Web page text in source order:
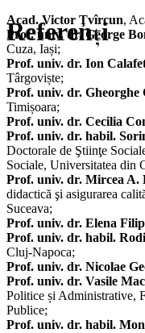
Referenți
Acad. Victor Ţvîrcun,
Prof. univ. dr. George
Cuza, Iași;
Prof. univ. dr. Ion
Târgoviște;
Prof. univ. dr. Gheorghe
Timișoara;
Prof. univ. dr. Cecilia
Prof. univ. dr. habil.
Doctorale de Ştiinţe
Sociale, Universitatea din
Prof. univ. dr. Mircea A.
didactică şi asigurarea
Suceava;
Prof. univ. dr. Elena
Prof. univ. dr. habil.
Cluj-Napoca;
Prof. univ. dr. Nicolae
Prof. univ. dr. Vasile
Politice și Administrative,
Publice;
Prof. univ. dr. habil.